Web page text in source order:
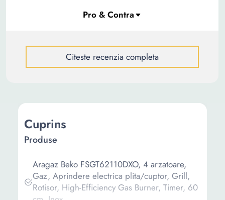
Citeste recenzia completa
Cuprins
Produse
Aragaz Beko FSGT62110DXO, 4 arzatoare,
Gaz, Aprindere electrica plita/cuptor, Grill,
Rotisor, High-Efficiency Gas Burner, Timer, 60